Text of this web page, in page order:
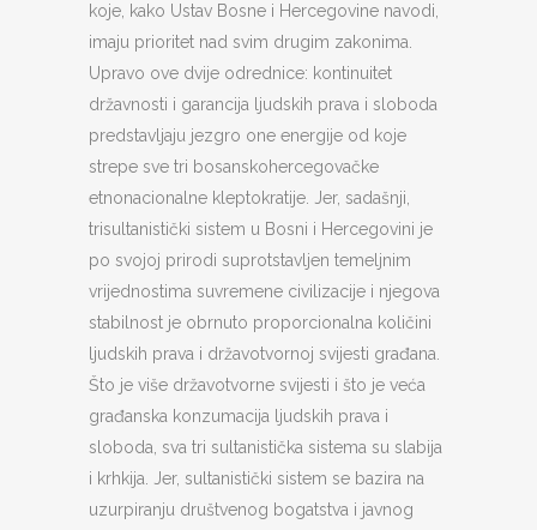
koje, kako Ustav Bosne i Hercegovine navodi,
imaju prioritet nad svim drugim zakonima.
Upravo ove dvije odrednice: kontinuitet
državnosti i garancija ljudskih prava i sloboda
predstavljaju jezgro one energije od koje
strepe sve tri bosanskohercegovačke
etnonacionalne kleptokratije. Jer, sadašnji,
trisultanistički sistem u Bosni i Hercegovini je
po svojoj prirodi suprotstavljen temeljnim
vrijednostima suvremene civilizacije i njegova
stabilnost je obrnuto proporcionalna količini
ljudskih prava i državotvornoj svijesti građana.
Što je više državotvorne svijesti i što je veća
građanska konzumacija ljudskih prava i
sloboda, sva tri sultanistička sistema su slabija
i krhkija. Jer, sultanistički sistem se bazira na
uzurpiranju društvenog bogatstva i javnog